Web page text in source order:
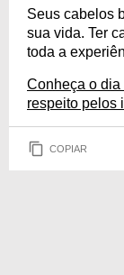
Seus cabelos
sua vida. Ter
toda a
Conheça o dia
respeito pelos
COPIAR